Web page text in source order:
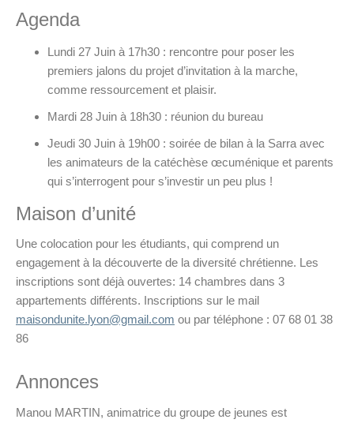
Agenda
Lundi 27 Juin à 17h30 : rencontre pour poser les
premiers jalons du projet d’invitation à la marche,
comme ressourcement et plaisir.
Mardi 28 Juin à 18h30 : réunion du bureau
Jeudi 30 Juin à 19h00 : soirée de bilan à la Sarra avec
les animateurs de la catéchèse œcuménique et parents
qui s’interrogent pour s’investir un peu plus !
Maison d’unité
Une colocation pour les étudiants, qui comprend un
engagement à la découverte de la diversité chrétienne. Les
inscriptions sont déjà ouvertes: 14 chambres dans 3
appartements différents. Inscriptions sur le mail
maisondunite.lyon@gmail.com ou par téléphone : 07 68 01 38
86
Annonces
Manou MARTIN, animatrice du groupe de jeunes est